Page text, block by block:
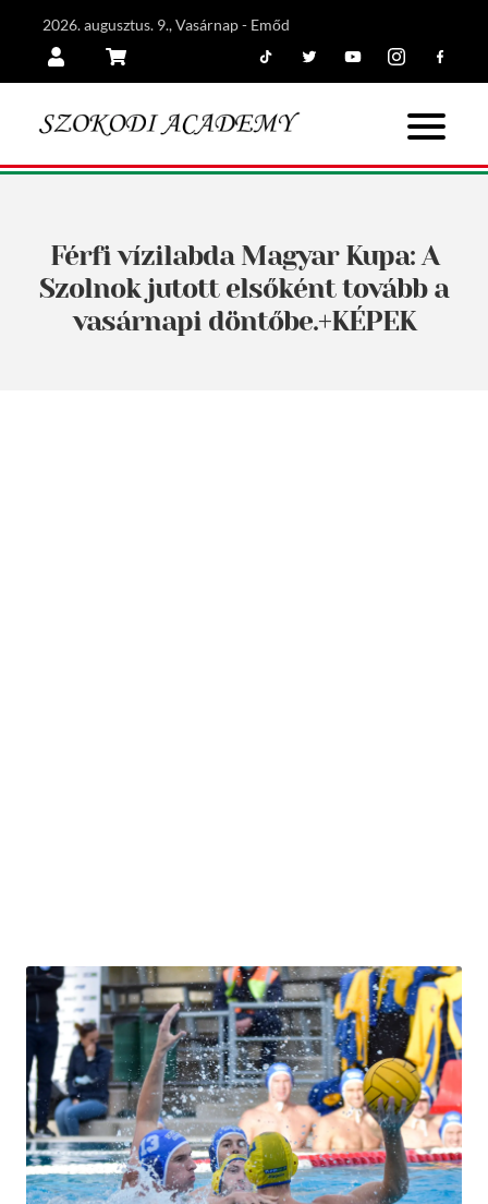
2026. augusztus. 9., Vasárnap - Emőd
Férfi vízilabda Magyar Kupa: A
Szolnok jutott elsőként tovább a
vasárnapi döntőbe.+KÉPEK